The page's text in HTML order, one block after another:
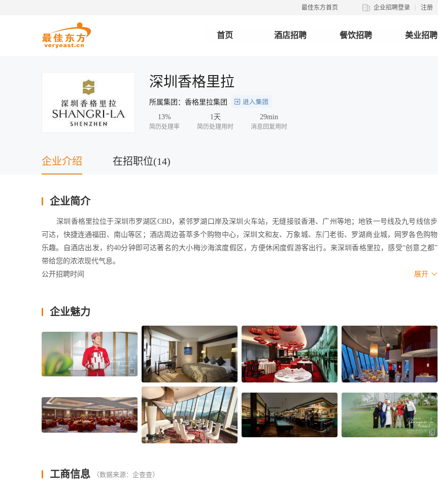
最佳东方首页 企业招聘登录 注册
首页 酒店招聘 餐饮招聘 美业招聘
深圳香格里拉
所属集团：香格里拉集团
13%
简历处理率
1天
简历处理用时
29min
消息回复用时
企业介绍 在招职位(14)
企业简介
深圳香格里拉位于深圳市罗湖区CBD，紧邻罗湖口岸及深圳火车站，无缝接驳香港、广州等地；地铁一号线及九号线信步
可达，快捷连通福田、南山等区；酒店周边荟萃多个购物中心，深圳文和友、万象城、东门老街、罗湖商业城，网罗各色购物
乐趣。自酒店出发，约40分钟即可达著名的大小梅沙海滨度假区，方便休闲度假游客出行。来深圳香格里拉，感受“创意之都”
带给您的浓浓现代气息。
公开招聘时间
电话：0755-83961346 / 15807552599（微信同号）
邮箱：recruitment.slz@shangri-la.com
展开
企业魅力
工商信息 （数据来源：企查查）